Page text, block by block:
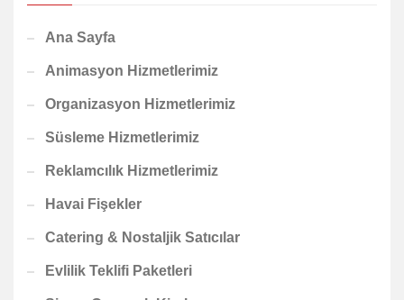
Ana Sayfa
Animasyon Hizmetlerimiz
Organizasyon Hizmetlerimiz
Süsleme Hizmetlerimiz
Reklamcılık Hizmetlerimiz
Havai Fişekler
Catering & Nostaljik Satıcılar
Evlilik Teklifi Paketleri